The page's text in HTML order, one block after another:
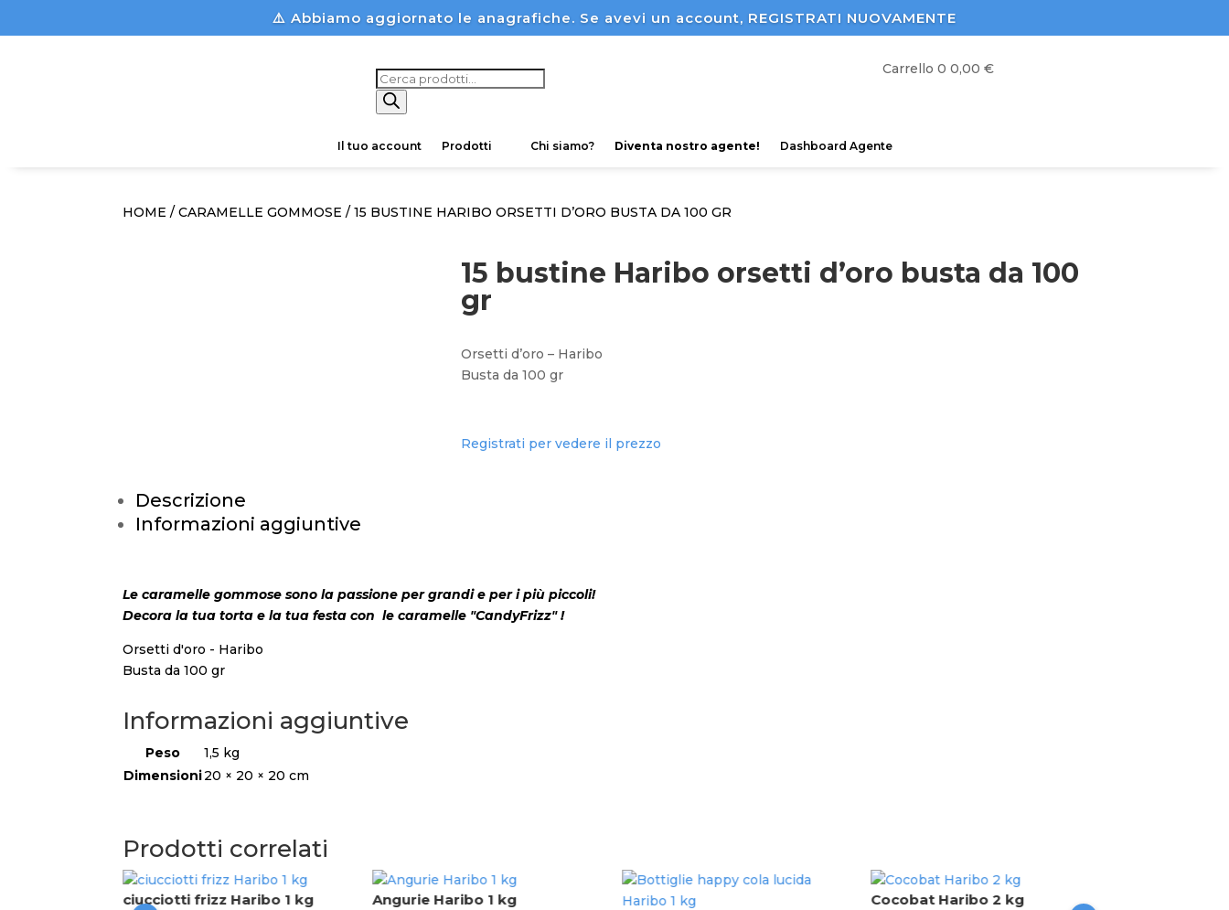
⚠️ Abbiamo aggiornato le anagrafiche. Se avevi un account, REGISTRATI NUOVAMENTE
Products
search
Carrello 0 0,00 €
Il tuo account Prodotti Chi siamo? Diventa nostro agente! Dashboard Agente
HOME /CARAMELLE GOMMOSE / 15 BUSTINE HARIBO ORSETTI D’ORO BUSTA DA 100 GR
15 bustine Haribo orsetti d’oro busta da 100
gr
Orsetti d’oro – Haribo
Busta da 100 gr
Registrati per vedere il prezzo
Descrizione
Informazioni aggiuntive
Le caramelle gommose sono la passione per grandi e per i più piccoli!
Decora la tua torta e la tua festa con le caramelle "CandyFrizz" !
Orsetti d'oro - Haribo
Busta da 100 gr
Informazioni aggiuntive
Peso
1,5 kg
Dimensioni20 × 20 × 20 cm
Prodotti correlati
ciucciotti frizz Haribo 1 kg
Angurie Haribo 1 kg
Cocobat Haribo 2 kg